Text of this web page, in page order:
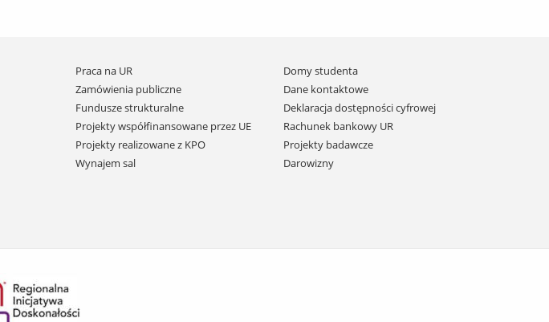
Praca na UR
Zamówienia publiczne
Fundusze strukturalne
Projekty współfinansowane przez UE
Projekty realizowane z KPO
Wynajem sal
Domy studenta
Dane kontaktowe
Deklaracja dostępności cyfrowej
Rachunek bankowy UR
Projekty badawcze
Darowizny